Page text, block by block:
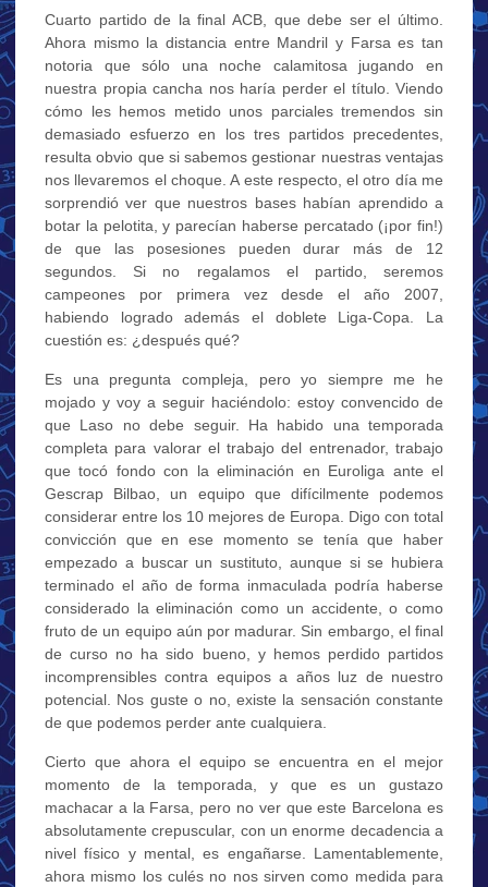
Cuarto partido de la final ACB, que debe ser el último.
Ahora mismo la distancia entre Mandril y Farsa es tan
notoria que sólo una noche calamitosa jugando en
nuestra propia cancha nos haría perder el título. Viendo
cómo les hemos metido unos parciales tremendos sin
demasiado esfuerzo en los tres partidos precedentes,
resulta obvio que si sabemos gestionar nuestras ventajas
nos llevaremos el choque. A este respecto, el otro día me
sorprendió ver que nuestros bases habían aprendido a
botar la pelotita, y parecían haberse percatado (¡por fin!)
de que las posesiones pueden durar más de 12
segundos. Si no regalamos el partido, seremos
campeones por primera vez desde el año 2007,
habiendo logrado además el doblete Liga-Copa. La
cuestión es: ¿después qué?
Es una pregunta compleja, pero yo siempre me he
mojado y voy a seguir haciéndolo: estoy convencido de
que Laso no debe seguir. Ha habido una temporada
completa para valorar el trabajo del entrenador, trabajo
que tocó fondo con la eliminación en Euroliga ante el
Gescrap Bilbao, un equipo que difícilmente podemos
considerar entre los 10 mejores de Europa. Digo con total
convicción que en ese momento se tenía que haber
empezado a buscar un sustituto, aunque si se hubiera
terminado el año de forma inmaculada podría haberse
considerado la eliminación como un accidente, o como
fruto de un equipo aún por madurar. Sin embargo, el final
de curso no ha sido bueno, y hemos perdido partidos
incomprensibles contra equipos a años luz de nuestro
potencial. Nos guste o no, existe la sensación constante
de que podemos perder ante cualquiera.
Cierto que ahora el equipo se encuentra en el mejor
momento de la temporada, y que es un gustazo
machacar a la Farsa, pero no ver que este Barcelona es
absolutamente crepuscular, con un enorme decadencia a
nivel físico y mental, es engañarse. Lamentablemente,
ahora mismo los culés no nos sirven como medida para